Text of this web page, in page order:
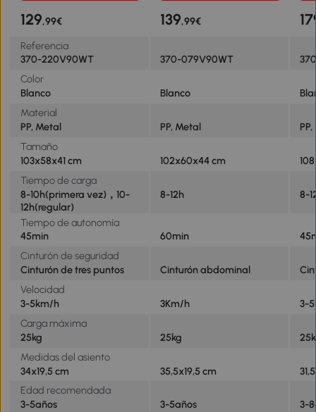
129,99€ 139,99€
Referencia
370-220V90WT
370-079V90WT
Color
Blanco
Blanco
Material
PP, Metal
PP, Metal
Tamaño
103x58x41 cm
102x60x44 cm
Tiempo de carga
8-10h(primera vez)，10-
12h(regular)
8-12h 8-
Tiempo de autonomía
45min
60min
Cinturón de seguridad
Cinturón de tres puntos
Cinturón abdominal
Velocidad
3-5km/h
3Km/h
3-
Carga máxima
25kg
25kg
Medidas del asiento
34x19,5 cm
35,5x19,5 cm
Edad recomendada
3-5años
3-5años
3-